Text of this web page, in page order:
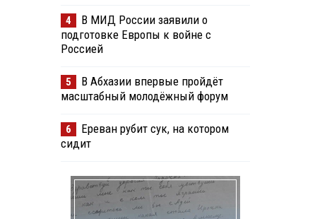
4
В МИД России заявили о
подготовке Европы к войне с
Россией
5
В Абхазии впервые пройдёт
масштабный молодёжный форум
6
Ереван рубит сук, на котором
сидит